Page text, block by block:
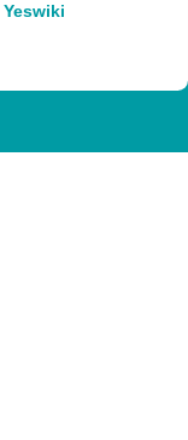
Yeswiki